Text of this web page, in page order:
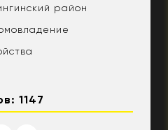
район
1147